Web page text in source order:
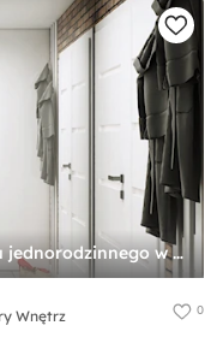
Księżyno | Projekt adaptacji domu jednorodzinnego w stylu soft-loft - Mały z zabudową meblową z wieszakiem z prostokątnym lustrem biały brązowy z lustrem na ścianie z farbą na ścianie z lamelami na ścianie z drzwiami przylgowymi z przeszklonymi drzwi ... - zdjęcie od "TWORZYWO" Warsztat Architektury Wnętrz
Wnętrz 0